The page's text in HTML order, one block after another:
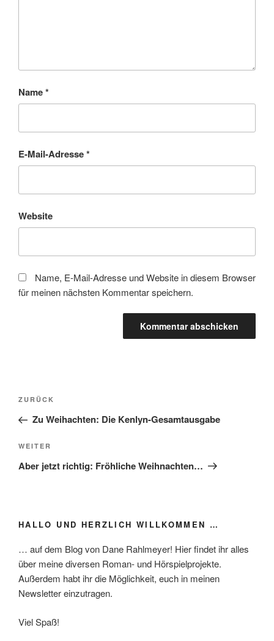
Name*
E-Mail-Adresse*
Website
Name, E-Mail-Adresse und Website in diesem Browser
für meinen nächsten Kommentar speichern.
Beitragsnavigation
Vorheriger
Beitrag
ZURÜCK
Zu Weihachten: Die Kenlyn-Gesamtausgabe
Nächster
Beitrag
WEITER
Aber jetzt richtig: Fröhliche Weihnachten…
HALLO UND HERZLICH WILLKOMMEN …
… auf dem Blog von Dane Rahlmeyer! Hier findet ihr alles
über meine diversen Roman- und Hörspielprojekte.
Außerdem habt ihr die Möglichkeit, euch in meinen
Newsletter einzutragen.
Viel Spaß!